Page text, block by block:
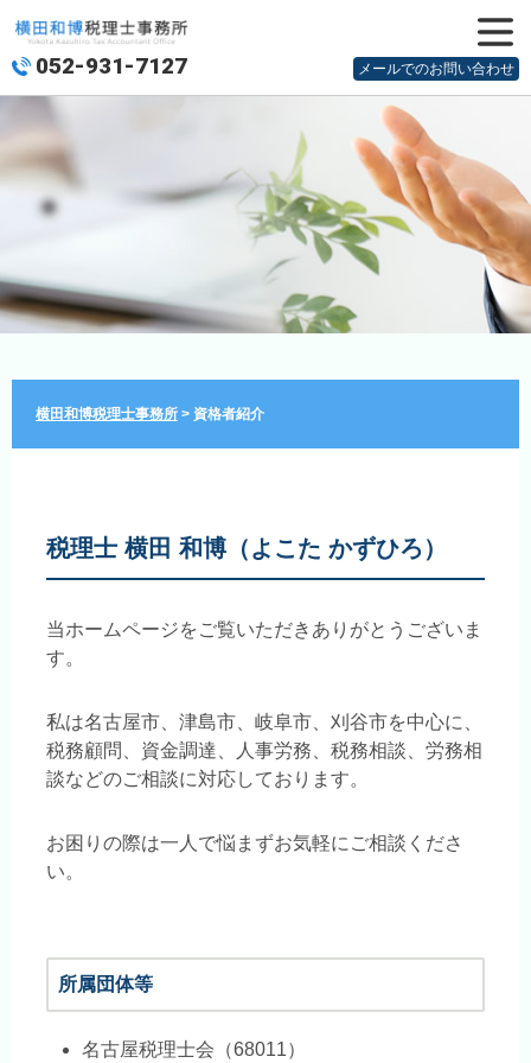
メニュ
ー
052-931-7127 メールでのお問い合わせ
横田和博税理士事務所 > 資格者紹介
税理士 横田 和博（よこた かずひろ）
当ホームページをご覧いただきありがとうございま
す。
私は名古屋市、津島市、岐阜市、刈谷市を中心に、
税務顧問、資金調達、人事労務、税務相談、労務相
談などのご相談に対応しております。
お困りの際は一人で悩まずお気軽にご相談くださ
い。
所属団体等
名古屋税理士会（68011）